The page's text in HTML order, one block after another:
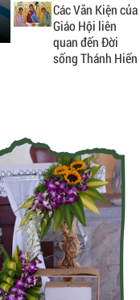
Các Văn Kiện của
Giáo Hội liên
quan đến Đời
sống Thánh Hiến